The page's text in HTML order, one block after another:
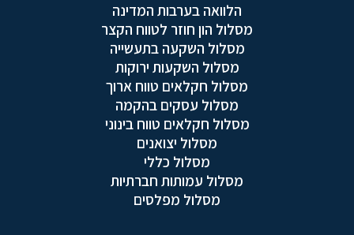
הלוואה בערבות המדינה
מסלול הון חוזר לטווח הקצר
מסלול השקעה בתעשייה
מסלול השקעות ירוקות
מסלול חקלאים טווח ארוך
מסלול עסקים בהקמה
מסלול חקלאים טווח בינוני
מסלול יצואנים
מסלול כללי
מסלול עמותות חברתיות
מסלול מפלסים